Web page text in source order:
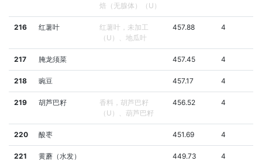
焙（无腺体）（U）
216 红薯叶
红薯叶，未加工
（U）、地瓜叶
457.88 4
217 腌龙须菜 457.45 4
218 豌豆 457.17 4
219 胡芦巴籽
香料，胡芦巴籽
（U）、葫芦巴籽
456.52 4
220 酸枣 451.69 4
221 黄蘑（水发） 449.73 4